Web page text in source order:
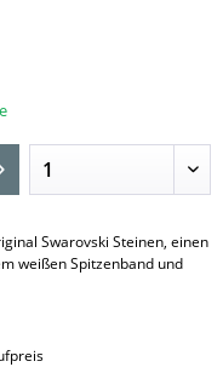
Swarovski Steinen, einen
weißen Spitzenband und